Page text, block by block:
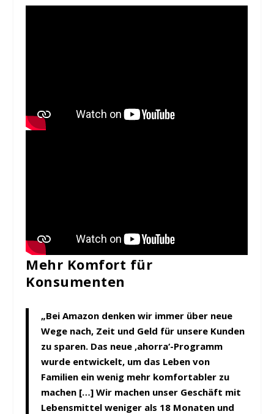
Mehr Komfort für
Konsumenten
„Bei Amazon denken wir immer über neue
Wege nach, Zeit und Geld für unsere Kunden
zu sparen. Das neue ‚ahorra‘-Programm
wurde entwickelt, um das Leben von
Familien ein wenig mehr komfortabler zu
machen […] Wir machen unser Geschäft mit
Lebensmittel weniger als 18 Monaten und